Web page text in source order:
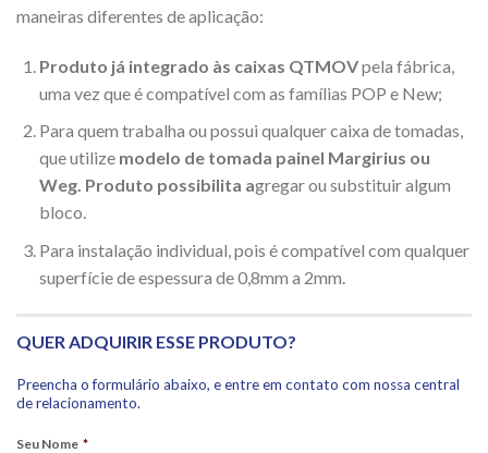
maneiras diferentes de aplicação:
Produto já integrado às caixas QTMOVpela fábrica,
uma vez que é compatível com as famílias POP e New;
Para quem trabalha ou possui qualquer caixa de tomadas,
que utilize modelo de tomada painel Margirius ou
Weg. Produto possibilita agregar ou substituir algum
bloco.
Para instalação individual, pois é compatível com qualquer
superfície de espessura de 0,8mm a 2mm.
QUER ADQUIRIR ESSE PRODUTO?
Preencha o formulário abaixo, e entre em contato com nossa central
de relacionamento.
Seu Nome *